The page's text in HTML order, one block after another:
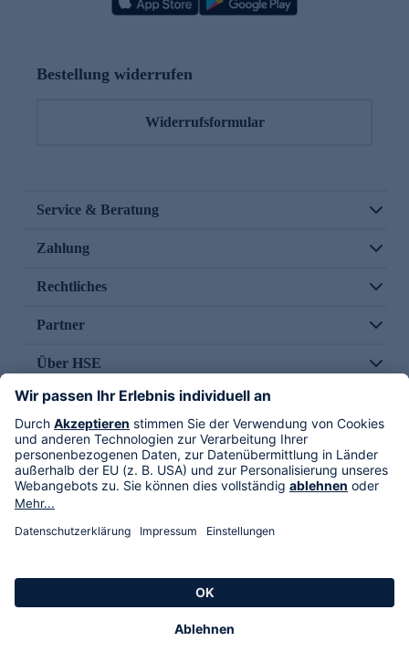
Bestellung widerrufen
Widerrufsformular
Service & Beratung
Zahlung
Rechtliches
Partner
Über HSE
Im TV
HSE International